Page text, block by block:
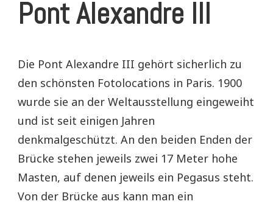
Pont Alexandre III
Die Pont Alexandre III gehört sicherlich zu
den schönsten Fotolocations in Paris. 1900
wurde sie an der Weltausstellung eingeweiht
und ist seit einigen Jahren
denkmalgeschützt. An den beiden Enden der
Brücke stehen jeweils zwei 17 Meter hohe
Masten, auf denen jeweils ein Pegasus steht.
Von der Brücke aus kann man ein